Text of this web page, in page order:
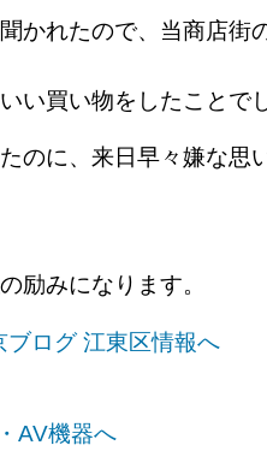
かれたので、当商店街
い買い物をしたことで
のに、来日早々嫌な思
励みになります。